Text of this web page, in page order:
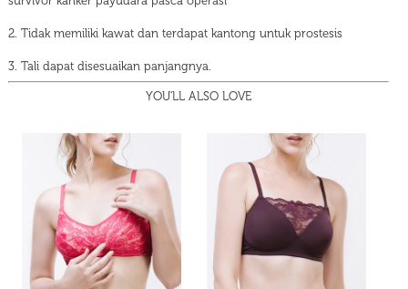
2. Tidak memiliki kawat dan terdapat kantong untuk prostesis
3. Tali dapat disesuaikan panjangnya.
YOU'LL ALSO LOVE